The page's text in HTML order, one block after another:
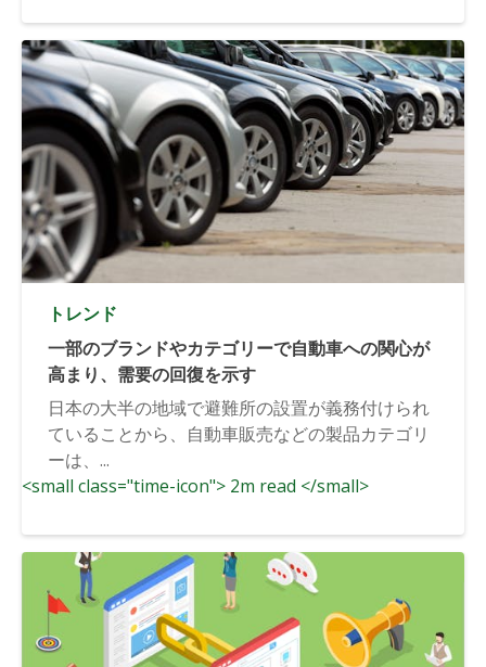
トレンド
一部のブランドやカテゴリーで自動車への関心が
高まり、需要の回復を示す
日本の大半の地域で避難所の設置が義務付けられ
ていることから、自動車販売などの製品カテゴリ
ーは、...
<small class="time-icon"> 2m read </small>